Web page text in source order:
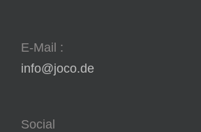
E-Mail :
info@joco.de
Social